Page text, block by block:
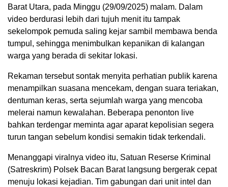
Barat Utara, pada Minggu (29/09/2025) malam. Dalam
video berdurasi lebih dari tujuh menit itu tampak
sekelompok pemuda saling kejar sambil membawa benda
tumpul, sehingga menimbulkan kepanikan di kalangan
warga yang berada di sekitar lokasi.
Rekaman tersebut sontak menyita perhatian publik karena
menampilkan suasana mencekam, dengan suara teriakan,
dentuman keras, serta sejumlah warga yang mencoba
melerai namun kewalahan. Beberapa penonton live
bahkan terdengar meminta agar aparat kepolisian segera
turun tangan sebelum kondisi semakin tidak terkendali.
Menanggapi viralnya video itu, Satuan Reserse Kriminal
(Satreskrim) Polsek Bacan Barat langsung bergerak cepat
menuju lokasi kejadian. Tim gabungan dari unit intel dan